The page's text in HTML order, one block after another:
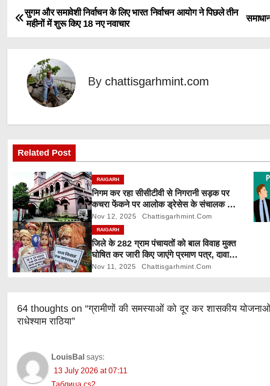
P
v
i
g
a
t
i
o
सुगम और समावेशी निर्वाचन के लिए भारत निर्वाचन आयोग ने पिछले तीन
महीनों में शुरू किए 18 नए नवाचार
By chattisgarhmint.com
Related Post
RAIGARH
निगम कर रहा सीसीटीवी से निगरानी सड़क पर
कचरा फेंकने पर आलोक ड्रेसेस के संचालक पर
5000 रुपए जुर्माना
Nov 12, 2025 Chattisgarhmint.com
RAIGARH
जिले के 282 ग्राम पंचायतों को बाल विवाह मुक्त
घोषित कर जारी किए जाएंगे प्रमाण पत्र, दावा-
आपत्ति 24 नवम्बर तक
Nov 11, 2025 Chattisgarhmint.com
64 thoughts on “ग्रामीणों की समस्याओं को दूर कर शासकीय योजनाओं
राधेश्याम राठिया”
LouisBal says:
13 July 2026 at 07:11